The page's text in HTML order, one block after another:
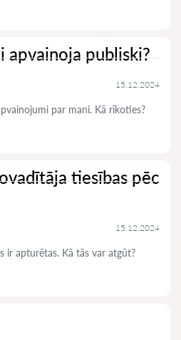
apvainoja publiski?
15.12.2024
par mani. Kā rīkoties?
tiesības pēc
15.12.2024
ir apturētas. Kā tās var atgūt?